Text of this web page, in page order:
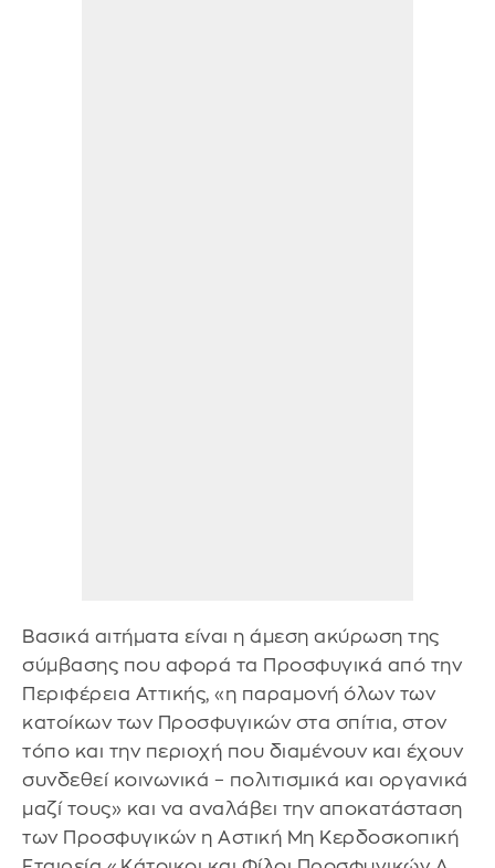
Βασικά αιτήματα είναι η άμεση ακύρωση της
σύμβασης που αφορά τα Προσφυγικά από την
Περιφέρεια Αττικής, «η παραμονή όλων των
κατοίκων των Προσφυγικών στα σπίτια, στον
τόπο και την περιοχή που διαμένουν και έχουν
συνδεθεί κοινωνικά – πολιτισμικά και οργανικά
μαζί τους» και να αναλάβει την αποκατάσταση
των Προσφυγικών η Αστική Μη Κερδοσκοπική